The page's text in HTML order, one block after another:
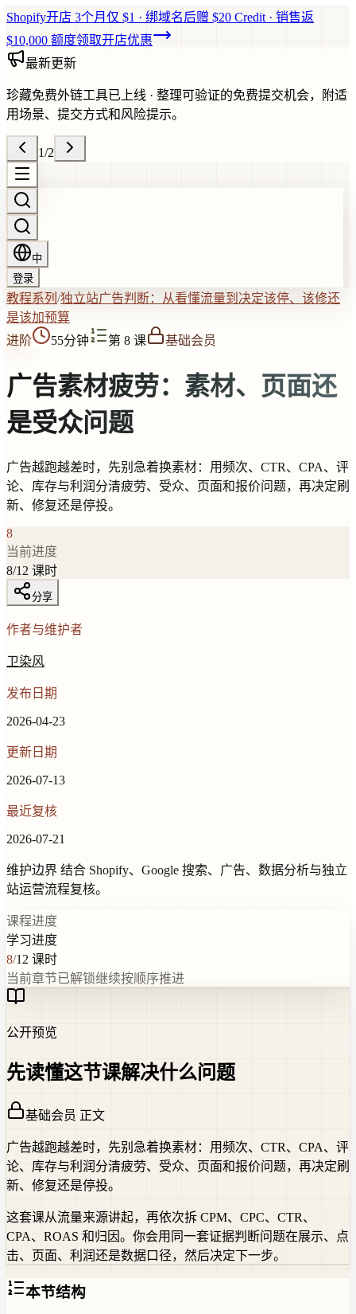
Shopify开店 3个月仅 $1 · 绑域名后赠 $20 Credit · 销售返
$10,000 额度领取开店优惠
最新更新
珍藏免费外链工具已上线 · 整理可验证的免费提交机会，附适
用场景、提交方式和风险提示。
1/2
中
登录
教程系列 /独立站广告判断：从看懂流量到决定该停、该修还
是该加预算
进阶
55分钟 第 8 课 基础会员
广告素材疲劳：素材、页面还
是受众问题
广告越跑越差时，先别急着换素材：用频次、CTR、CPA、评
论、库存与利润分清疲劳、受众、页面和报价问题，再决定刷
新、修复还是停投。
8
当前进度
8/12 课时
分享
作者与维护者
卫染风
发布日期
2026-04-23
更新日期
2026-07-13
最近复核
2026-07-21
维护边界 结合 Shopify、Google 搜索、广告、数据分析与独立
站运营流程复核。
课程进度
学习进度
8/12 课时
当前章节已解锁继续按顺序推进
公开预览
先读懂这节课解决什么问题
基础会员 正文
广告越跑越差时，先别急着换素材：用频次、CTR、CPA、评
论、库存与利润分清疲劳、受众、页面和报价问题，再决定刷
新、修复还是停投。
这套课从流量来源讲起，再依次拆 CPM、CPC、CTR、
CPA、ROAS 和归因。你会用同一套证据判断问题在展示、点
击、页面、利润还是数据口径，然后决定下一步。
本节结构